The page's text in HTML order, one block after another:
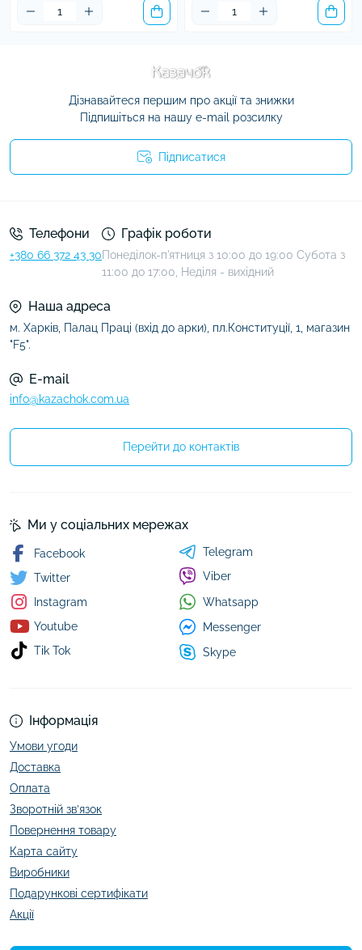
Дізнавайтеся першим про акції та знижки
Підпишіться на нашу e-mail розсилку
Підписатися
Телефони
+380 66 372 43 30
Графік роботи
Понеділок-п'ятниця з 10:00 до 19:00 Субота з
11:00 до 17:00, Неділя - вихідний
Наша адреса
м. Харків, Палац Праці (вхід до арки), пл.Конституції, 1, магазин
"F5".
E-mail
info@kazachok.com.ua
Перейти до контактів
Інформація
Умови угоди
Доставка
Оплата
Зворотній зв’язок
Повернення товару
Карта сайту
Виробники
Подарункові сертифікати
Акції
Ми у соціальних мережах
Facebook
Twitter
Instagram
Youtube
Tik Tok
Telegram
Viber
Whatsapp
Messenger
Skype